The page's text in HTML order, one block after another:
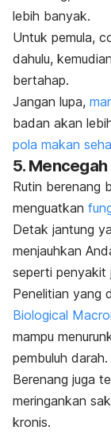
lebih banyak.
Untuk pemula,
dahulu,
bertahap.
Jangan lupa,
badan akan
pola makan
5.
Rutin berenang
menguatkan
Detak jantung
menjauhkan
seperti penyakit
Penelitian yang
Biological
mampu
pembuluh darah.
Berenang juga
meringankan
kronis.